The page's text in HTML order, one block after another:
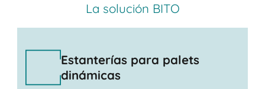
La solución BITO
Estanterías para palets
dinámicas